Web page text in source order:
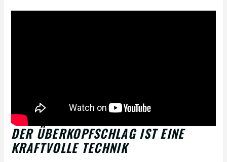
DER ÜBERKOPFSCHLAG IST EINE
KRAFTVOLLE TECHNIK